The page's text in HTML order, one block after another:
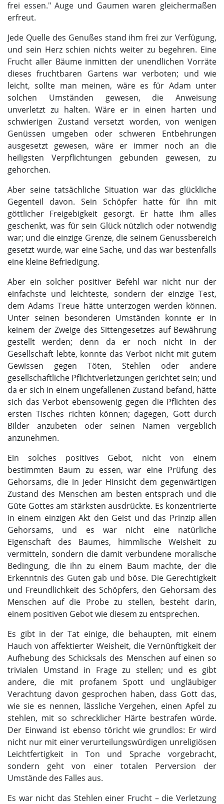
frei essen." Auge und Gaumen waren gleichermaßen
erfreut.
Jede Quelle des Genußes stand ihm frei zur Verfügung,
und sein Herz schien nichts weiter zu begehren. Eine
Frucht aller Bäume inmitten der unendlichen Vorräte
dieses fruchtbaren Gartens war verboten; und wie
leicht, sollte man meinen, wäre es für Adam unter
solchen Umständen gewesen, die Anweisung
unverletzt zu halten. Wäre er in einen harten und
schwierigen Zustand versetzt worden, von wenigen
Genüssen umgeben oder schweren Entbehrungen
ausgesetzt gewesen, wäre er immer noch an die
heiligsten Verpflichtungen gebunden gewesen, zu
gehorchen.
Aber seine tatsächliche Situation war das glückliche
Gegenteil davon. Sein Schöpfer hatte für ihn mit
göttlicher Freigebigkeit gesorgt. Er hatte ihm alles
geschenkt, was für sein Glück nützlich oder notwendig
war; und die einzige Grenze, die seinem Genussbereich
gesetzt wurde, war eine Sache, und das war bestenfalls
eine kleine Befriedigung.
Aber ein solcher positiver Befehl war nicht nur der
einfachste und leichteste, sondern der einzige Test,
dem Adams Treue hätte unterzogen werden können.
Unter seinen besonderen Umständen konnte er in
keinem der Zweige des Sittengesetzes auf Bewährung
gestellt werden; denn da er noch nicht in der
Gesellschaft lebte, konnte das Verbot nicht mit gutem
Gewissen gegen Töten, Stehlen oder andere
gesellschaftliche Pflichtverletzungen gerichtet sein; und
da er sich in einem ungefallenen Zustand befand, hätte
sich das Verbot ebensowenig gegen die Pflichten des
ersten Tisches richten können; dagegen, Gott durch
Bilder anzubeten oder seinen Namen vergeblich
anzunehmen.
Ein solches positives Gebot, nicht von einem
bestimmten Baum zu essen, war eine Prüfung des
Gehorsams, die in jeder Hinsicht dem gegenwärtigen
Zustand des Menschen am besten entsprach und die
Güte Gottes am stärksten ausdrückte. Es konzentrierte
in einem einzigen Akt den Geist und das Prinzip allen
Gehorsams, und es war nicht eine natürliche
Eigenschaft des Baumes, himmlische Weisheit zu
vermitteln, sondern die damit verbundene moralische
Bedingung, die ihn zu einem Baum machte, der die
Erkenntnis des Guten gab und böse. Die Gerechtigkeit
und Freundlichkeit des Schöpfers, den Gehorsam des
Menschen auf die Probe zu stellen, besteht darin,
einem positiven Gebot wie diesem zu entsprechen.
Es gibt in der Tat einige, die behaupten, mit einem
Hauch von affektierter Weisheit, die Vernünftigkeit der
Aufhebung des Schicksals des Menschen auf einen so
trivialen Umstand in Frage zu stellen; und es gibt
andere, die mit profanem Spott und ungläubiger
Verachtung davon gesprochen haben, dass Gott das,
wie sie es nennen, lässliche Vergehen, einen Apfel zu
stehlen, mit so schrecklicher Härte bestrafen würde.
Der Einwand ist ebenso töricht wie grundlos: Er wird
nicht nur mit einer verurteilungswürdigen unreligiösen
Leichtfertigkeit in Ton und Sprache vorgebracht,
sondern geht von einer totalen Perversion der
Umstände des Falles aus.
Es war nicht das Stehlen einer Frucht – die Verletzung